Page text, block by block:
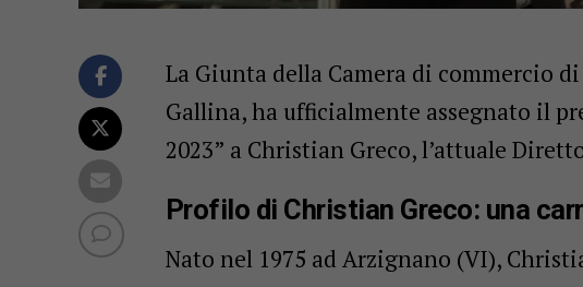
La Giunta della Camera di commercio
Gallina, ha ufficialmente assegnato il
2023” a Christian Greco, l’attuale
Profilo di Christian Greco: una
Nato nel 1975 ad Arzignano (VI),